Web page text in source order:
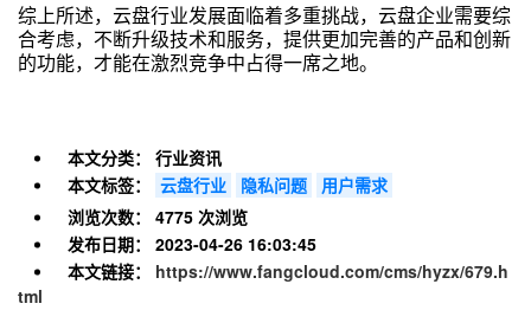
综上所述，云盘行业发展面临着多重挑战，云盘企业需要综
合考虑，不断升级技术和服务，提供更加完善的产品和创新
的功能，才能在激烈竞争中占得一席之地。
本文分类：
行业资讯
本文标签：
云盘行业 隐私问题
用户需求
浏览次数：
4775 次浏览
发布日期：
2023-04-26 16:03:45
本文链接：
https://www.fangcloud.com/cms/hyzx/679.h
tml